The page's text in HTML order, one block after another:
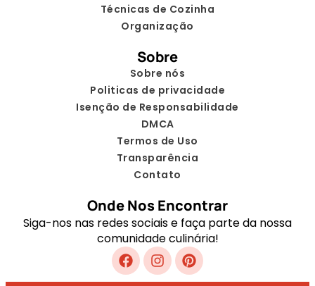
Técnicas de Cozinha
Organização
Sobre
Sobre nós
Politicas de privacidade
Isenção de Responsabilidade
DMCA
Termos de Uso
Transparência
Contato
Onde Nos Encontrar
Siga-nos nas redes sociais e faça parte da nossa
comunidade culinária!